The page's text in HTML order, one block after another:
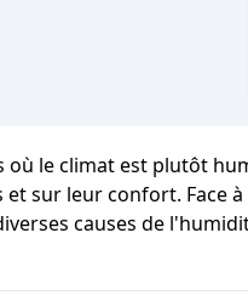
le climat est plutôt
sur leur confort. Face
causes de